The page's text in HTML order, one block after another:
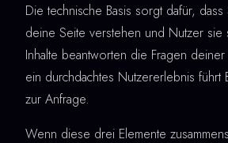
Die technische Basis sorgt dafür, dass
deine Seite verstehen und Nutzer sie
Inhalte beantworten die Fragen
ein durchdachtes Nutzererlebnis führt
zur Anfrage.
Wenn diese drei Elemente